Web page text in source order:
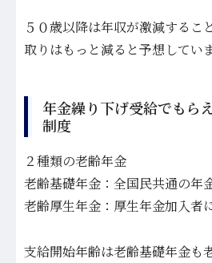
５０歳以降は年収が激減するこ
取りはもっと減ると予想していま
年金繰り下げ受給でもら
制度
２種類の老齢年金
老齢基礎年金：全国民共通の年
老齢厚生年金：厚生年金加入者
支給開始年齢は老齢基礎年金も